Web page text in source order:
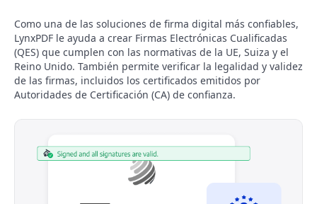
Como una de las soluciones de firma digital más confiables,
LynxPDF le ayuda a crear Firmas Electrónicas Cualificadas
(QES) que cumplen con las normativas de la UE, Suiza y el
Reino Unido. También permite verificar la legalidad y validez
de las firmas, incluidos los certificados emitidos por
Autoridades de Certificación (CA) de confianza.